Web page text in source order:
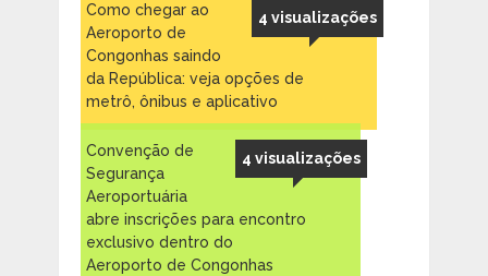
4 visualizações
Como chegar ao
Aeroporto de
Congonhas saindo
da República: veja opções de
metrô, ônibus e aplicativo
4 visualizações
Convenção de
Segurança
Aeroportuária
abre inscrições para encontro
exclusivo dentro do
Aeroporto de Congonhas